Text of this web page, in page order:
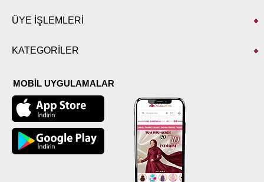
ÜYE İŞLEMLERİ
KATEGORİLER
MOBİL UYGULAMALAR